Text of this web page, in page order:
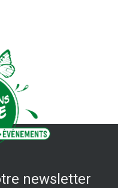
newsletter